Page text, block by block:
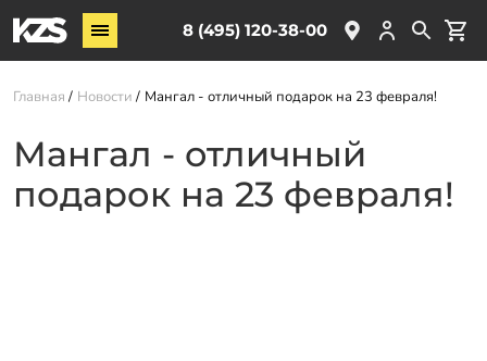
8 (495) 120-38-00
Винтовые сваи
ЖБ сваи
Обвязка свай
Комплектующие
Услуги
Главная Новости Мангал - отличный подарок на 23 февраля!
Мангал - отличный
подарок на 23 февраля!